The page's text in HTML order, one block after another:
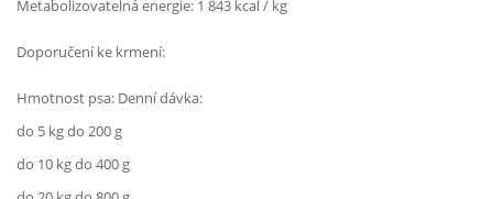
Metabolizovatelná energie: 1 843 kcal / kg
Doporučení ke krmení:
Hmotnost psa: Denní dávka:
do 5 kg do 200 g
do 10 kg do 400 g